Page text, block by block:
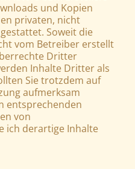
und Kopien
privaten, nicht
Soweit die
vom Betreiber erstellt
Dritter
Inhalte Dritter als
Sie trotzdem auf
aufmerksam
entsprechenden
von
ich derartige Inhalte